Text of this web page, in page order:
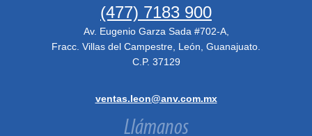
(477) 7183 900
Av. Eugenio Garza Sada #702-A,
Fracc. Villas del Campestre, León, Guanajuato.
C.P. 37129
ventas.leon@anv.com.mx
Llámanos